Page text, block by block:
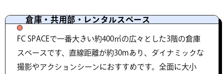
倉庫・共用部・レンタルスペース
FC SPACEで一番大きい約400㎡の広々とした3階の倉庫
スペースです、直線距離が約30mあり、ダイナミックな
撮影やアクションシーンにおすすめです。全面に大小